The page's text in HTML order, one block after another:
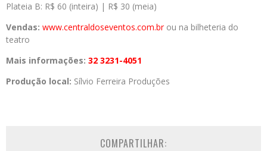
Plateia B: R$ 60 (inteira) | R$ 30 (meia)
Vendas: www.centraldoseventos.com.br ou na bilheteria do
teatro
Mais informações: 32 3231-4051
Produção local: Sílvio Ferreira Produções
COMPARTILHAR: